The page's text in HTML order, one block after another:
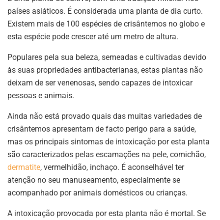
países asiáticos. É considerada uma planta de dia curto.
Existem mais de 100 espécies de crisântemos no globo e
esta espécie pode crescer até um metro de altura.
Populares pela sua beleza, semeadas e cultivadas devido
às suas propriedades antibacterianas, estas plantas não
deixam de ser venenosas, sendo capazes de intoxicar
pessoas e animais.
Ainda não está provado quais das muitas variedades de
crisântemos apresentam de facto perigo para a saúde,
mas os principais sintomas de intoxicação por esta planta
são caracterizados pelas escamações na pele, comichão,
dermatite, vermelhidão, inchaço. É aconselhável ter
atenção no seu manuseamento, especialmente se
acompanhado por animais domésticos ou crianças.
A intoxicação provocada por esta planta não é mortal. Se